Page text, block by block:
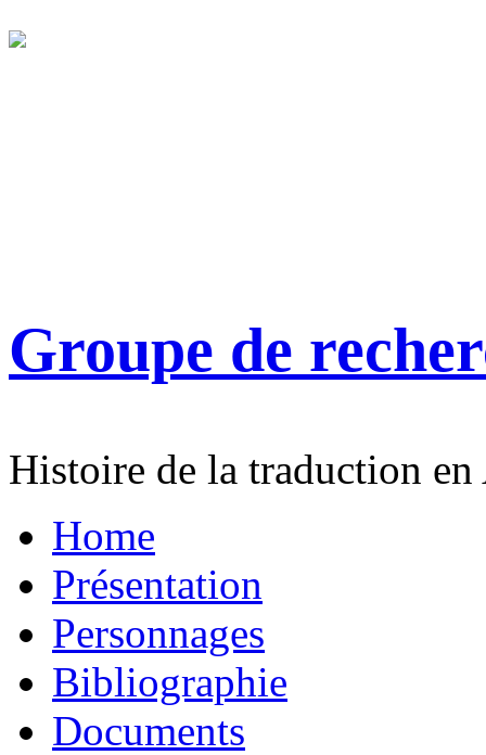
Groupe de
Histoire de la traduction
Home
Présentation
Personnages
Bibliographie
Documents